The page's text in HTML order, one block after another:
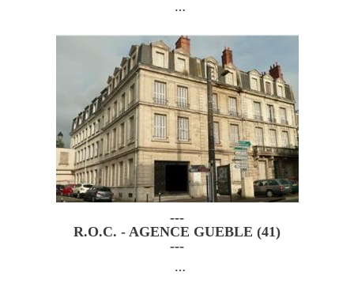
…
---
R.O.C. - AGENCE GUEBLE (41)
---
…